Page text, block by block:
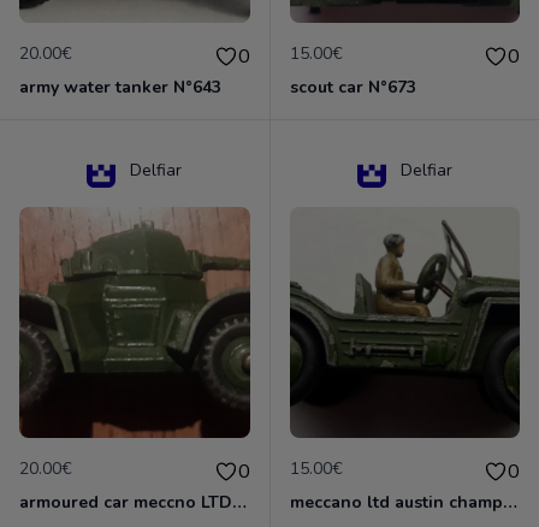
20.00€ 0
army water tanker N°643
15.00€ 0
scout car N°673
Delfiar
20.00€ 0
armoured car meccno LTD N°670
Delfiar
15.00€ 0
meccano ltd austin champ N°674